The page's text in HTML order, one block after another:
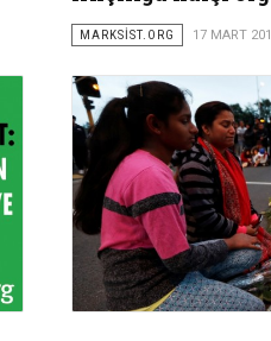
MARKSİST.ORG 17 MART